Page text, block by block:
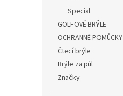
Special
GOLFOVÉ BRÝLE
OCHRANNÉ POMŮCKY
Čtecí brýle
Brýle za půl
Značky